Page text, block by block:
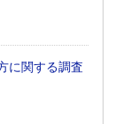
に関する調査